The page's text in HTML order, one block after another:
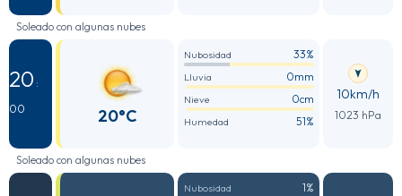
Soleado con algunas nubes
20 :
00
20°C
Nubosidad 33%
Lluvia 0mm
Nieve 0cm
Humedad 51%
10km/h
1023 hPa
Soleado con algunas nubes
Nubosidad 1%